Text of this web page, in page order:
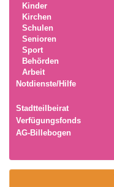
Kinder
Kirchen
Schulen
Senioren
Sport
Behörden
Arbeit
Notdienste/Hilfe
Stadtteilbeirat
Verfügungsfonds
AG-Billebogen